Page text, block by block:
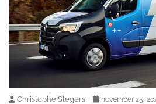
Christophe Slegers november 25,